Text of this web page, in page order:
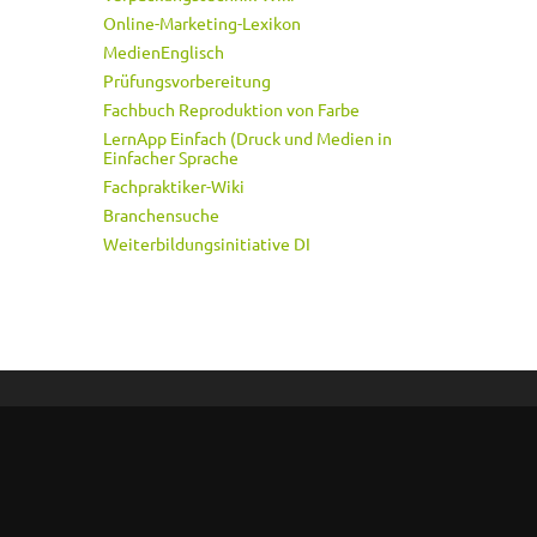
Online-Marketing-Lexikon
MedienEnglisch
Prüfungsvorbereitung
Fachbuch Reproduktion von Farbe
LernApp Einfach (Druck und Medien in
Einfacher Sprache
Fachpraktiker-Wiki
Branchensuche
Weiterbildungsinitiative DI